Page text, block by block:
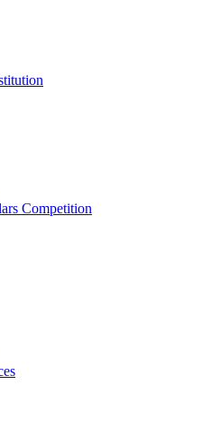
Competition